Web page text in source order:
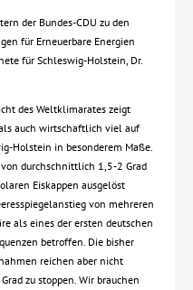
der Bundes-CDU zu den
für Erneuerbare Energien
für Schleswig-Holstein, Dr.
des Weltklimarates zeigt
auch wirtschaftlich viel auf
Holstein in besonderem Maße.
durchschnittlich 1,5-2 Grad
Eiskappen ausgelöst
von mehreren
als eines der ersten deutschen
betroffen. Die bisher
reichen aber nicht
zu stoppen. Wir brauchen